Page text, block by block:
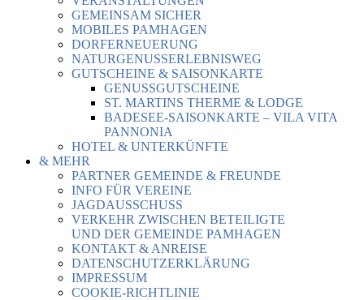
GEMEINSAM SICHER
MOBILES PAMHAGEN
DORFERNEUERUNG
NATURGENUSSERLEBNISWEG
GUTSCHEINE & SAISONKARTE
GENUSSGUTSCHEINE
ST. MARTINS THERME & LODGE
BADESEE-SAISONKARTE – VILA VITA
PANNONIA
HOTEL & UNTERKÜNFTE
& MEHR
PARTNER GEMEINDE & FREUNDE
INFO FÜR VEREINE
JAGDAUSSCHUSS
VERKEHR ZWISCHEN BETEILIGTE
UND DER GEMEINDE PAMHAGEN
KONTAKT & ANREISE
DATENSCHUTZERKLÄRUNG
IMPRESSUM
COOKIE-RICHTLINIE